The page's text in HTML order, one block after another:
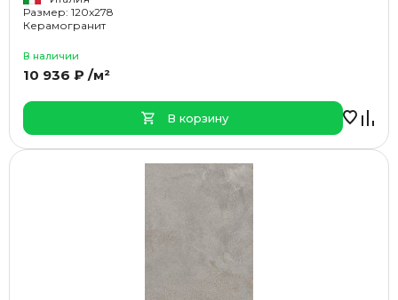
Размер: 120x278
Керамогранит
В наличии
10 936 ₽ /м²
В корзину